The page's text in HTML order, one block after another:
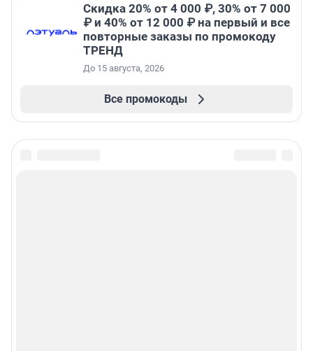
Скидка 20% от 4 000 ₽, 30% от 7 000
₽ и 40% от 12 000 ₽ на первый и все
повторные заказы по промокоду
ТРЕНД
До 15 августа, 2026
Все промокоды